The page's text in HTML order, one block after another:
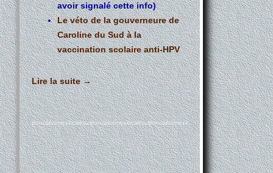
avoir signalé cette info)
Le véto de la gouverneure de
Caroline du Sud à la
vaccination scolaire anti-HPV
Lire la suite→